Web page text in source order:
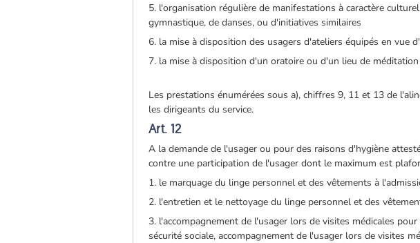
5. l'organisation régulière de manifestations à caractère
gymnastique, de danses, ou d'initiatives similaires
6. la mise à disposition des usagers d'ateliers équipés en vue
7. la mise à disposition d'un oratoire ou d'un lieu de méditation
Les prestations énumérées sous a), chiffres 9, 11 et 13 de
les dirigeants du service.
Art. 12
A la demande de l'usager ou pour des raisons d'hygiène
contre une participation de l'usager dont le maximum est
1. le marquage du linge personnel et des vêtements à
2. l'entretien et le nettoyage du linge personnel et des
3. l'accompagnement de l'usager lors de visites médicales
sécurité sociale, accompagnement de l'usager lors de visites